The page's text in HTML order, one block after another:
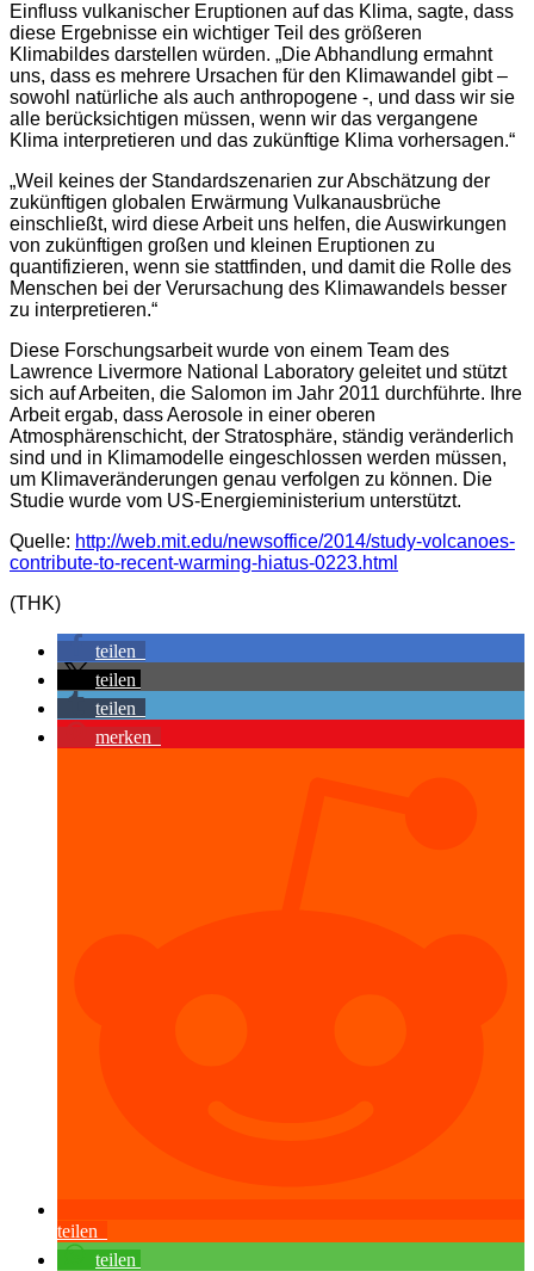
Einfluss vulkanischer Eruptionen auf das Klima, sagte, dass
diese Ergebnisse ein wichtiger Teil des größeren
Klimabildes darstellen würden. „Die Abhandlung ermahnt
uns, dass es mehrere Ursachen für den Klimawandel gibt –
sowohl natürliche als auch anthropogene -, und dass wir sie
alle berücksichtigen müssen, wenn wir das vergangene
Klima interpretieren und das zukünftige Klima vorhersagen.“
„Weil keines der Standardszenarien zur Abschätzung der
zukünftigen globalen Erwärmung Vulkanausbrüche
einschließt, wird diese Arbeit uns helfen, die Auswirkungen
von zukünftigen großen und kleinen Eruptionen zu
quantifizieren, wenn sie stattfinden, und damit die Rolle des
Menschen bei der Verursachung des Klimawandels besser
zu interpretieren.“
Diese Forschungsarbeit wurde von einem Team des
Lawrence Livermore National Laboratory geleitet und stützt
sich auf Arbeiten, die Salomon im Jahr 2011 durchführte. Ihre
Arbeit ergab, dass Aerosole in einer oberen
Atmosphärenschicht, der Stratosphäre, ständig veränderlich
sind und in Klimamodelle eingeschlossen werden müssen,
um Klimaveränderungen genau verfolgen zu können. Die
Studie wurde vom US-Energieministerium unterstützt.
Quelle: http://web.mit.edu/newsoffice/2014/study-volcanoes-
contribute-to-recent-warming-hiatus-0223.html
(THK)
teilen
teilen
teilen
merken
teilen
teilen